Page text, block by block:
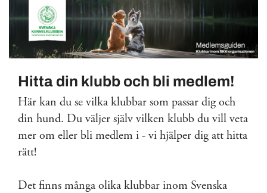
Hitta din klubb och bli medlem!
Här kan du se vilka klubbar som passar dig och
din hund. Du väljer själv vilken klubb du vill veta
mer om eller bli medlem i - vi hjälper dig att hitta
rätt!
Det finns många olika klubbar inom Svenska